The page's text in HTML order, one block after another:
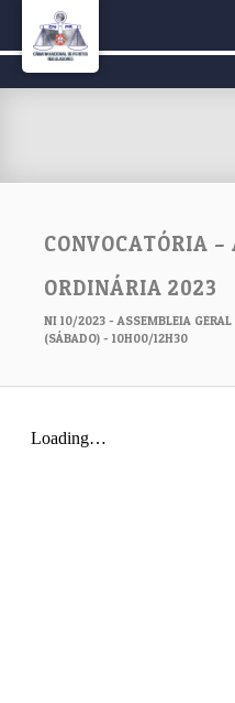
CONVOCATÓRIA
ORDINÁRIA 2023
NI 10/2023 - ASSEMBLEIA
(SÁBADO) - 10H00/12H30